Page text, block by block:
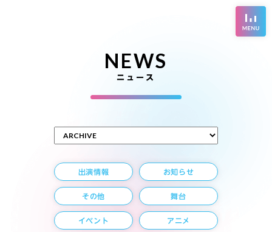
NEWS
ニュース
出演情報 お知らせ
その他 舞台
イベント アニメ